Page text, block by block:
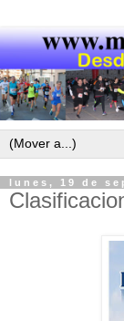
lunes, 19 de